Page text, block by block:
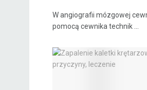
W angiografii mózgowej
pomocą cewnika technik ...